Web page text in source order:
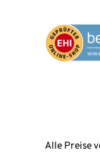
Alle Preise